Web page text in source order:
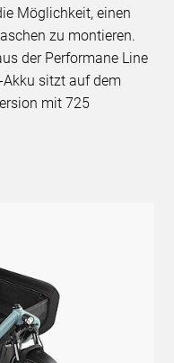
Möglichkeit, einen
zu montieren.
der Performane Line
sitzt auf dem
mit 725